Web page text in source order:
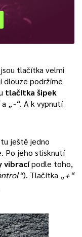
tlačítka velmi
dlouze podržíme
tlačítka šipek
a „-“. A k vypnutí
ještě jedno
Po jeho stisknutí
vibracípodle toho,
). Tlačítka „+“